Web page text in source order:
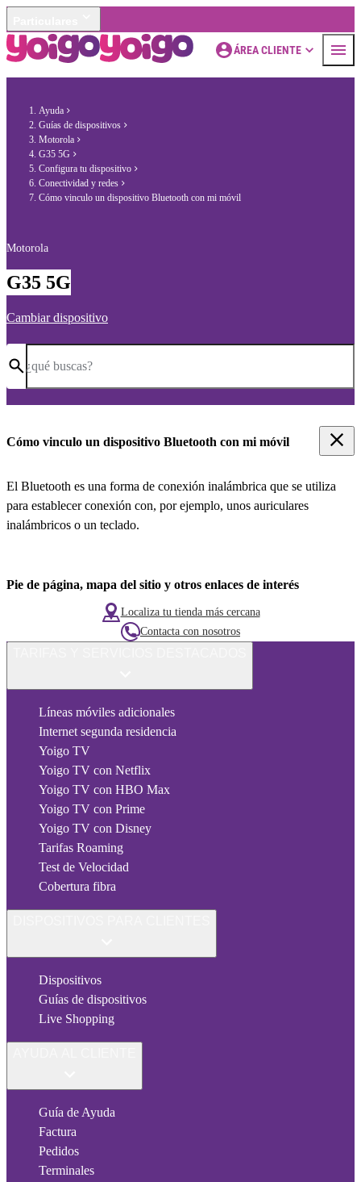
ÁREA CLIENTE
Ayuda
Guías de dispositivos
Motorola
G35 5G
Configura tu dispositivo
Conectividad y redes
Cómo vinculo un dispositivo Bluetooth con mi móvil
Motorola
G35 5G
Cambiar dispositivo
¿qué buscas?
Cómo vinculo un dispositivo Bluetooth con mi móvil
El Bluetooth es una forma de conexión inalámbrica que se utiliza
para establecer conexión con, por ejemplo, unos auriculares
inalámbricos o un teclado.
Pie de página, mapa del sitio y otros enlaces de interés
Localiza tu tienda más cercana
Contacta con nosotros
Líneas móviles adicionales
Internet segunda residencia
Yoigo TV
Yoigo TV con Netflix
Yoigo TV con HBO Max
Yoigo TV con Prime
Yoigo TV con Disney
Tarifas Roaming
Test de Velocidad
Cobertura fibra
Dispositivos
Guías de dispositivos
Live Shopping
Guía de Ayuda
Factura
Pedidos
Terminales